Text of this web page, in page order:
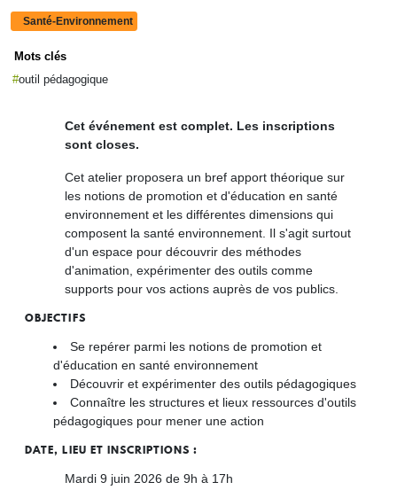
Santé-Environnement
Mots clés
outil pédagogique
Cet événement est complet. Les inscriptions
sont closes.
Cet atelier proposera un bref apport théorique sur
les notions de promotion et d'éducation en santé
environnement et les différentes dimensions qui
composent la santé environnement. Il s'agit surtout
d'un espace pour découvrir des méthodes
d'animation, expérimenter des outils comme
supports pour vos actions auprès de vos publics.
OBJECTIFS
Se repérer parmi les notions de promotion et
d'éducation en santé environnement
Découvrir et expérimenter des outils pédagogiques
Connaître les structures et lieux ressources d'outils
pédagogiques pour mener une action
DATE, LIEU ET INSCRIPTIONS :
Mardi 9 juin 2026 de 9h à 17h